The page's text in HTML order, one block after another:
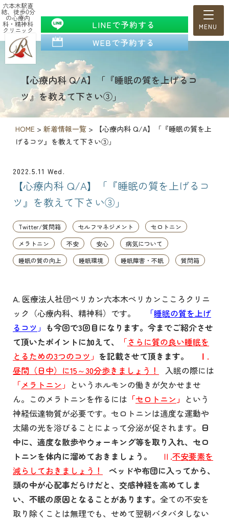
六本木駅直
結、徒歩0分
の心療内
科・精神科
クリニック
LINEで予約する
WEBで予約する
【心療内科 Q/A】「『睡眠の質を上げるコ
ツ』を教えて下さい③」
HOME > 新着情報一覧 >
【心療内科 Q/A】「『睡眠の質を上
げるコツ』を教えて下さい③」
2022.5.11 Wed.
【心療内科 Q/A】「『睡眠の質を上げるコ
ツ』を教えて下さい③」
Twitter/質問箱 セルフマネジメント
セロトニン
メラトニン
不安 安心
病気について
睡眠の質の向上
睡眠環境 睡眠障害・不眠 質問箱
A. 医療法人社団ペリカン六本木ペリカンこころクリニ
ック（心療内科、精神科）です。
「睡眠の質を上げ
るコツ 」 も今回で3回目になります。今までご紹介させ
て頂いたポイントに加えて、
「さらに質の良い睡眠を
とるための3つのコツ 」 を記載させて頂きます。
Ⅰ.
昼間（日中）に15～30分歩きましょう！
入眠の際には
「メラトニン 」 というホルモンの働きが欠かせませ
ん。このメラトニンを作るには 「セロトニン 」 という
神経伝達物質が必要です。セロトニンは適度な運動や
太陽の光を浴びることによって分泌が促されます。 日
中に、適度な散歩やウォーキング等を取り入れ、セロ
トニンを体内に溜めておきましょう。
Ⅱ.不安要素を
減らしておきましょう！
ベッドや布団に入ってから、
頭の中が心配事だらけだと、交感神経を高めてしま
い、不眠の原因となることがあります。 全ての不安を
取り除くことは無理でも、せめて翌朝バタバタしない